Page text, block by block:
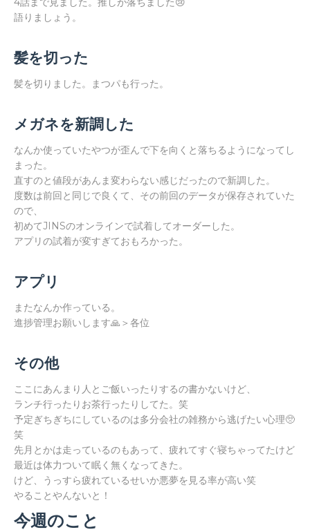
語りましょう。
髪を切った
髪を切りました。まつパも行った。
メガネを新調した
なんか使っていたやつが歪んで下を向くと落ちるようになってし
まった。
直すのと値段があんま変わらない感じだったので新調した。
度数は前回と同じで良くて、その前回のデータが保存されていた
ので、
初めてJINSのオンラインで試着してオーダーした。
アプリの試着が変すぎておもろかった。
アプリ
またなんか作っている。
進捗管理お願いします🙏＞各位
その他
ここにあんまり人とご飯いったりするの書かないけど、
ランチ行ったりお茶行ったりしてた。笑
予定ぎちぎちにしているのは多分会社の雑務から逃げたい心理🥺
笑
先月とかは走っているのもあって、疲れてすぐ寝ちゃってたけど
最近は体力ついて眠く無くなってきた。
けど、うっすら疲れているせいか悪夢を見る率が高い笑
やることやんないと！
今週のこと